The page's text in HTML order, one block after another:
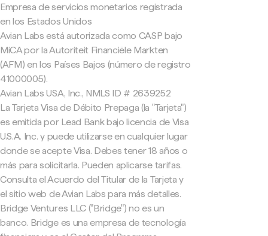
Empresa de servicios monetarios registrada
en los Estados Unidos
Avian Labs está autorizada como CASP bajo
MiCA por la Autoriteit Financiële Markten
(AFM) en los Países Bajos (número de registro
41000005).
Avian Labs USA, Inc., NMLS ID # 2639252
La Tarjeta Visa de Débito Prepaga (la "Tarjeta")
es emitida por Lead Bank bajo licencia de Visa
U.S.A. Inc. y puede utilizarse en cualquier lugar
donde se acepte Visa. Debes tener 18 años o
más para solicitarla. Pueden aplicarse tarifas.
Consulta el Acuerdo del Titular de la Tarjeta y
el sitio web de Avian Labs para más detalles.
Bridge Ventures LLC ("Bridge") no es un
banco. Bridge es una empresa de tecnología